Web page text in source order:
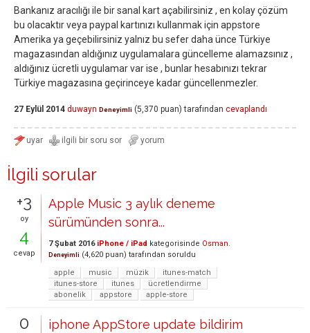
Bankanız aracılığı ile bir sanal kart açabilirsiniz , en kolay çözüm
bu olacaktır veya paypal kartınızı kullanmak için appstore
Amerika ya geçebilirsiniz yalnız bu sefer daha ünce Türkiye
magazasından aldığınız uygulamalara güncelleme alamazsınız ,
aldığınız ücretli uygulamar var ise , bunlar hesabınızı tekrar
Türkiye magazasına geçirinceye kadar güncellenmezler.
27 Eylül 2014 duwayn Deneyimli (5,370 puan) tarafından cevaplandı
İlgili sorular
+3
oy
4
cevap
Apple Music 3 aylık deneme
sürümünden sonra...
7 Şubat 2016 iPhone / iPad kategorisinde Osman.
Deneyimli (4,620 puan) tarafından soruldu
apple
music müzik
itunes-match
itunes-store
itunes
ücretlendirme
abonelik
appstore apple-store
0 iphone AppStore update bildirim